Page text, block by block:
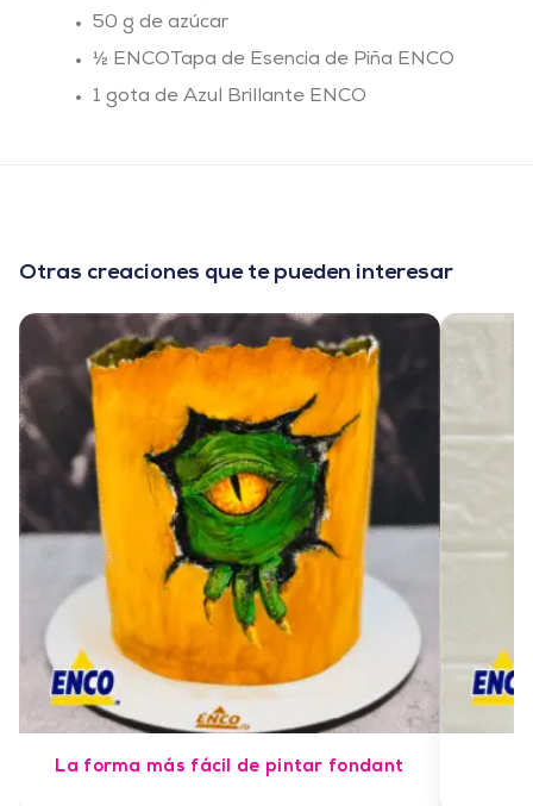
50 g de azúcar
½ ENCOTapa de Esencia de Piña ENCO
1 gota de Azul Brillante ENCO
Otras creaciones que te pueden interesar
La forma más fácil de pintar fondant